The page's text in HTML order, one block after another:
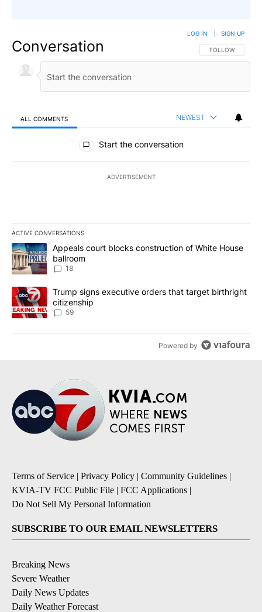
Conversation FOLLOW THIS
FOLLOW
LOG IN SIGN UP
ALL COMMENTS NEWEST
All Comments
Start the conversation
ADVERTISEMENT
ACTIVE CONVERSATIONS
The following is a list of the most commented articles in the last
A trending article titled "Appeals court blocks construction of
Appeals court blocks construction of White House
ballroom
18
A trending article titled "Trump signs executive orders that
Trump signs executive orders that target birthright
citizenship
59
Powered by
Terms of Service | Privacy Policy | Community Guidelines |
KVIA-TV FCC Public File | FCC Applications |
Do Not Sell My Personal Information
SUBSCRIBE TO OUR EMAIL NEWSLETTERS
Breaking News
Severe Weather
Daily News Updates
Daily Weather Forecast